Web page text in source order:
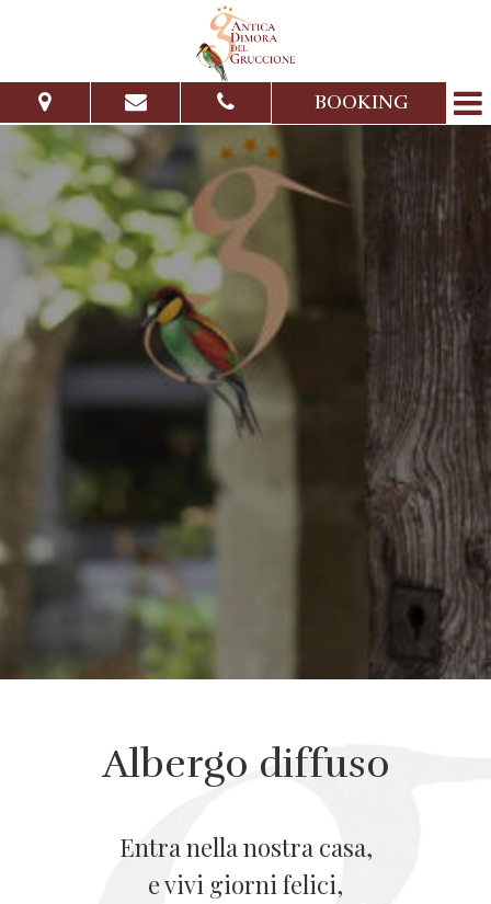
BOOKING
Dal: Al:
Adulti: Bambini:
Verifica disponibilità
Richiedi preventivo
Albergo diffuso
Entra nella nostra casa,
e vivi giorni felici,